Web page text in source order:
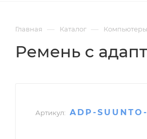
Главная — Каталог —
Ремень с
Артикул: ADP-